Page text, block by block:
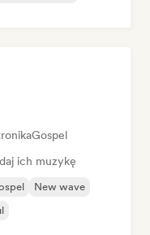
Gospel
ich muzykę
New wave